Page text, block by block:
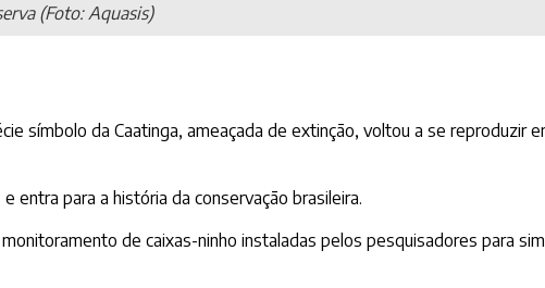
(Foto: Aquasis)
símbolo da Caatinga, ameaçada de extinção, voltou a se reproduzir
entra para a história da conservação brasileira.
de caixas-ninho instaladas pelos pesquisadores para